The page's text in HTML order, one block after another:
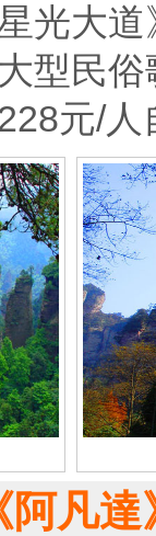
光大
民俗
元/
凡